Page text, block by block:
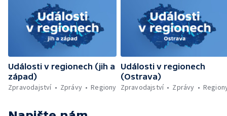
Události v regionech (jih a
západ)
Zpravodajství
Zprávy Regiony
Události v regionech
(Ostrava)
Zpravodajství
Zprávy